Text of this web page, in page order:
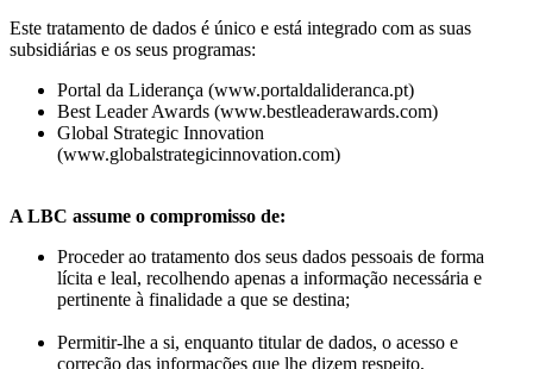
Este tratamento de dados é único e está integrado com as suas
subsidiárias e os seus programas:
Portal da Liderança (www.portaldalideranca.pt)
Best Leader Awards (www.bestleaderawards.com)
Global Strategic Innovation
(www.globalstrategicinnovation.com)
A LBC assume o compromisso de:
Proceder ao tratamento dos seus dados pessoais de forma
lícita e leal, recolhendo apenas a informação necessária e
pertinente à finalidade a que se destina;
Permitir-lhe a si, enquanto titular de dados, o acesso e
correção das informações que lhe dizem respeito,